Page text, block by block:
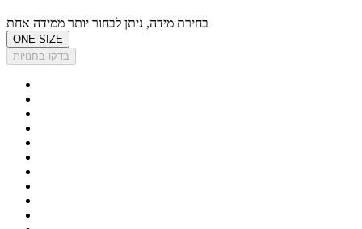
בחירת מידה, ניתן לבחור יותר ממידה אחת
ONE SIZE
בדקו בחנויות